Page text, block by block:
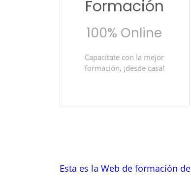
Formación
100% Online
Capacítate con la mejor
formación, ¡desde casa!
Esta es la Web de formación de